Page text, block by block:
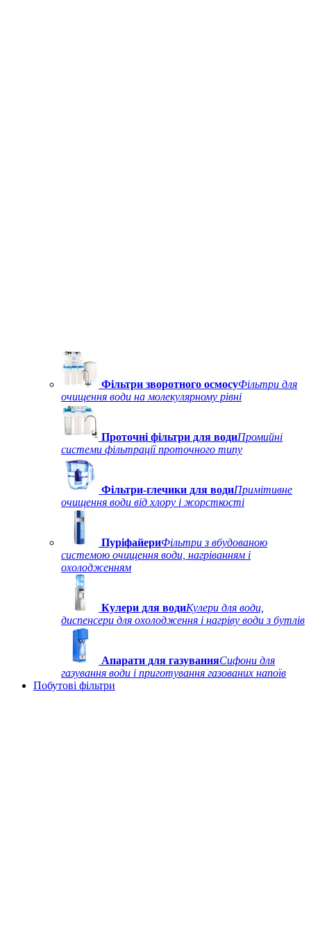
Фільтри зворотного осмосуФільтри для
очищення води на молекулярному рівні
Проточні фільтри для водиПромийні
системи фільтрації проточного типу
Фільтри-глечики для водиПримітивне
очищення води від хлору і жорсткості
ПуріфайериФільтри з вбудованою
системою очищення води, нагріванням і
охолодженням
Кулери для водиКулери для води,
диспенсери для охолодження і нагріву води з бутлів
Апарати для газуванняСифони для
газування води і приготування газованих напоїв
Побутові фільтри